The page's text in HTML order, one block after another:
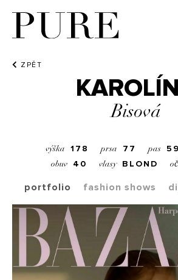
ZPĚT
Bisová
výška 178 prsa 77 pas 59
obuv 40 vlasy BLOND
portfolio fashion shows